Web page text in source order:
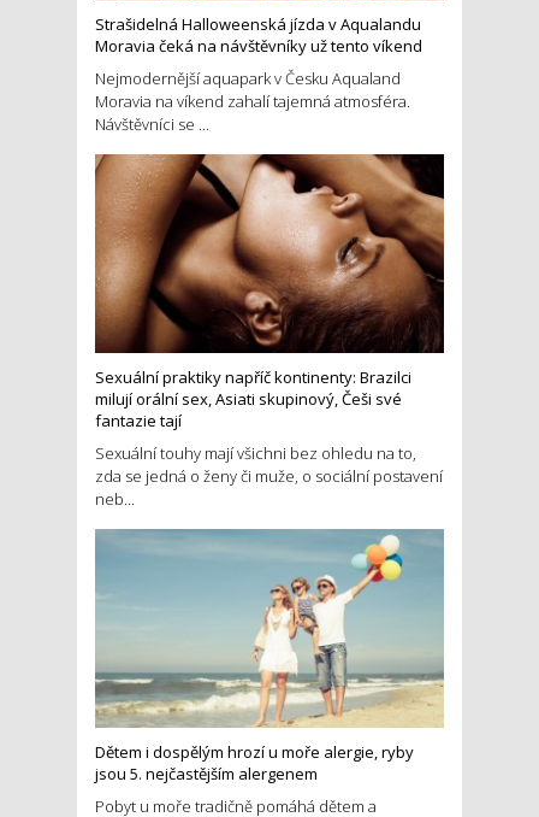
Strašidelná Halloweenská jízda v Aqualandu
Moravia čeká na návštěvníky už tento víkend
Nejmodernější aquapark v Česku Aqualand
Moravia na víkend zahalí tajemná atmosféra.
Návštěvníci se ...
Sexuální praktiky napříč kontinenty: Brazilci
milují orální sex, Asiati skupinový, Češi své
fantazie tají
Sexuální touhy mají všichni bez ohledu na to,
zda se jedná o ženy či muže, o sociální postavení
neb...
Dětem i dospělým hrozí u moře alergie, ryby
jsou 5. nejčastějším alergenem
Pobyt u moře tradičně pomáhá dětem a